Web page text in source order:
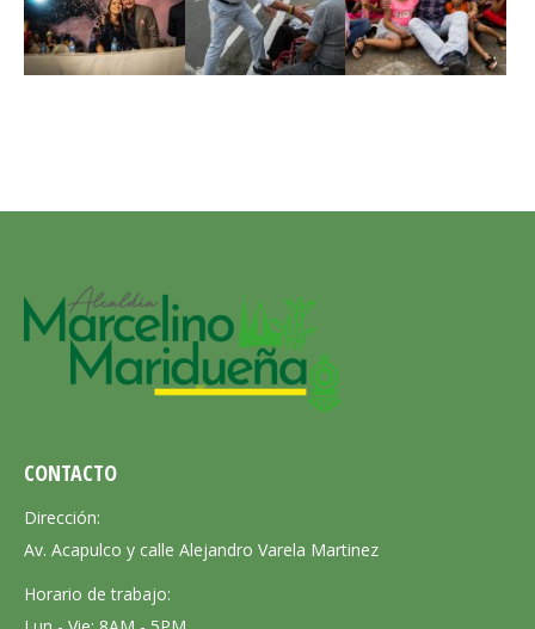
CONTACTO
Dirección:
Av. Acapulco y calle Alejandro Varela Martinez
Horario de trabajo: